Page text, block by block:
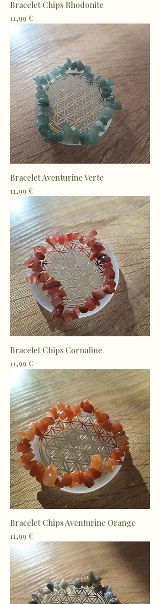
Bracelet Chips Rhodonite
Prix
11,99 €
Bracelet Aventurine Verte
Prix
11,99 €
Bracelet Chips Cornaline
Prix
11,99 €
Bracelet Chips Aventurine Orange
Prix
11,99 €